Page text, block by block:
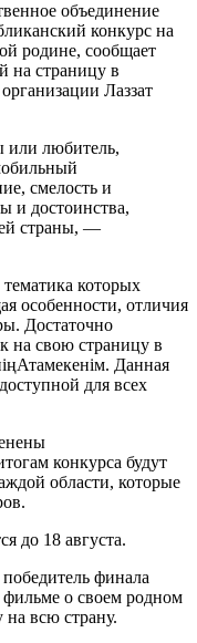
объединение
конкурс на
родине, сообщает
на страницу в
Лаззат
любитель,
смелость и
и достоинства,
страны, —
которых
особенности, отличия
Достаточно
на свою страницу в
Данная
для всех
конкурса будут
области, которые
до 18 августа.
финала
фильме о своем родном
всю страну.